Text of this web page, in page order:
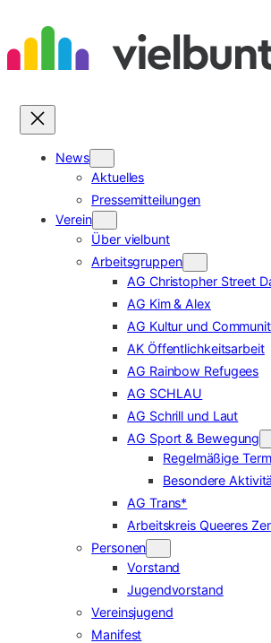
Inhalt
springen
News
Aktuelles
Pressemitteilungen
Verein
Über vielbunt
Arbeitsgruppen
AG Christopher Street
AG Kim & Alex
AG Kultur und
AK Öffentlichkeitsarbeit
AG Rainbow Refugees
AG SCHLAU
AG Schrill und Laut
AG Sport & Bewegung
Regelmäßige
Besondere
AG Trans*
Arbeitskreis Queeres
Personen
Vorstand
Jugendvorstand
Vereinsjugend
Manifest